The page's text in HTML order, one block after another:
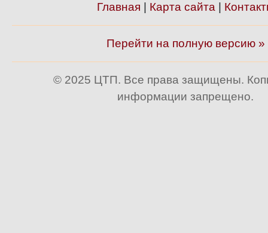
Главная Карта сайта
Перейти на полную версию »
© 2025 ЦТП. Все права защищены.
информации запрещено.